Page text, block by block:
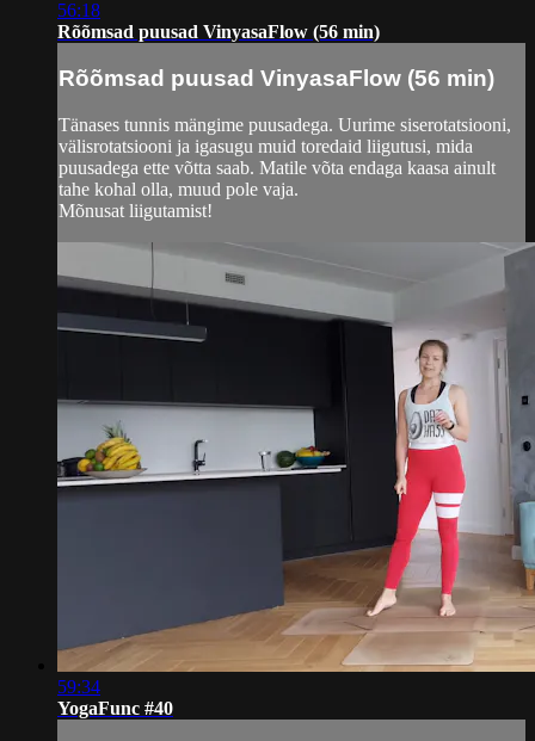
56:18
Rõõmsad puusad VinyasaFlow (56 min)
Rõõmsad puusad VinyasaFlow (56 min)
Tänases tunnis mängime puusadega. Uurime siserotatsiooni,
välisrotatsiooni ja igasugu muid toredaid liigutusi, mida
puusadega ette võtta saab. Matile võta endaga kaasa ainult
tahe kohal olla, muud pole vaja.
Mõnusat liigutamist!
59:34
YogaFunc #40